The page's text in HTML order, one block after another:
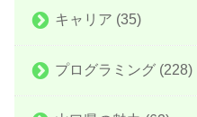
キャリア (35)
プログラミング (228)